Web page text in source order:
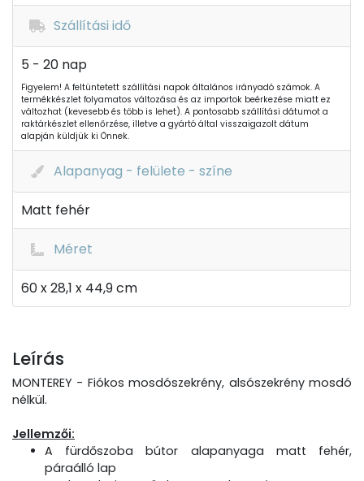
Szállítási idő
5 - 20 nap
Figyelem! A feltüntetett szállítási napok általános irányadó számok. A
termékkészlet folyamatos változása és az importok beérkezése miatt ez
változhat (kevesebb és több is lehet). A pontosabb szállítási dátumot a
raktárkészlet ellenőrzése, illetve a gyártó által visszaigazolt dátum
alapján küldjük ki Önnek.
Alapanyag - felülete - színe
Matt fehér
Méret
60 x 28,1 x 44,9 cm
Leírás
MONTEREY - Fiókos mosdószekrény, alsószekrény mosdó
nélkül.
Jellemzői:
A fürdőszoba bútor alapanyaga matt fehér,
páraálló lap